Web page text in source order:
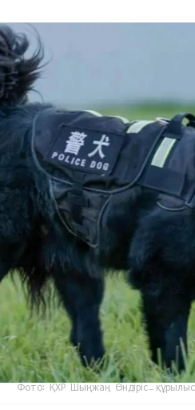
Фото: ҚХР Шыңжаң Өндіріс-құрылыс